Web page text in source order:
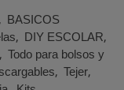
BASICOS
DIY ESCOLAR
Todo para bolsos y
Tejer